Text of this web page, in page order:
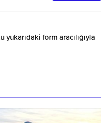
yukarıdaki form aracılığıyla